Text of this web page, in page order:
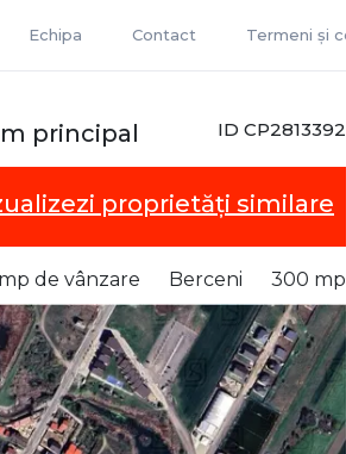
Echipa Contact Termeni și
ID CP2813392
principal
proprietăți similare
de vânzare Berceni 300 mp